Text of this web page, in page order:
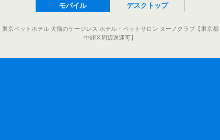
モバイル デスクトップ
東京ペットホテル 犬猫のケージレス ホテル・ペットサロン ヌーノクラブ【東京都
中野区周辺送迎可】